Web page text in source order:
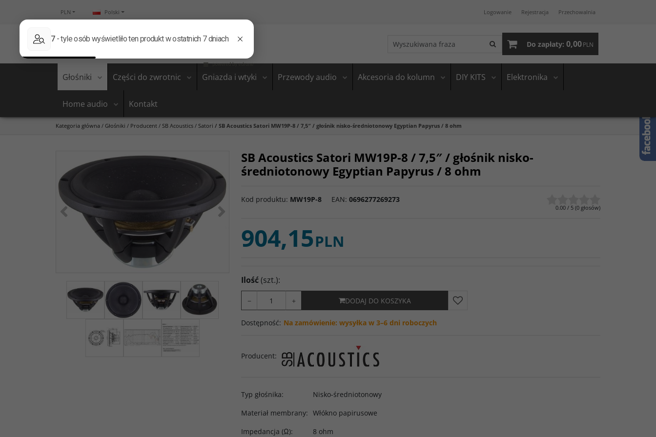
PLN Polski Logowanie Rejestracja Przechowalnia
Do zapłaty: 0,00PLN
Głośniki Części do zwrotnic Gniazda i wtyki Przewody audio Akcesoria do kolumn DIY KITS Elektronika
Home audio Kontakt
Kategoria główna / Głośniki / Producent / SB Acoustics / Satori / SB Acoustics Satori MW19P-8 / 7,5″ / głośnik nisko-średniotonowy Egyptian Papyrus / 8 ohm
<
SB Acoustics Satori MW19P-8 / 7,5″ / głośnik nisko-
średniotonowy Egyptian Papyrus / 8 ohm
Kod produktu: MW19P-8 EAN: 0696277269273
0.00 / 5 (0 głosów)
904,15PLN
Ilość(szt.):
− + DODAJ DO KOSZYKA
Dostępność: Na zamówienie: wysyłka w 3–6 dni roboczych
Producent:
Typ głośnika:
Nisko-średniotonowy
Materiał membrany: Włókno papirusowe
Impedancja (Ω):
8 ohm